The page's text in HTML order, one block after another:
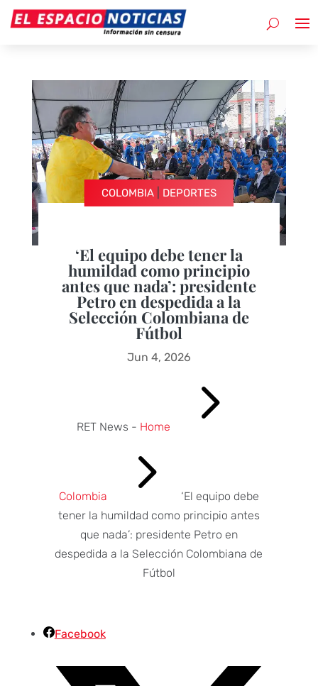
COLOMBIA| DEPORTES
‘El equipo debe tener la
humildad como principio
antes que nada’: presidente
Petro en despedida a la
Selección Colombiana de
Fútbol
Jun 4, 2026
RET News - Home 5
Colombia 5
‘El equipo debe
tener la humildad como principio antes
que nada’: presidente Petro en
despedida a la Selección Colombiana de
Fútbol
Facebook